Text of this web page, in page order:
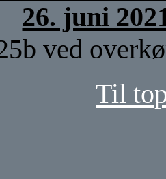
26. juni
ved
Til